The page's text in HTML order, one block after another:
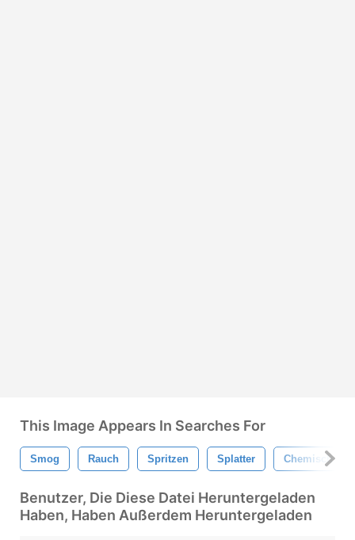
This Image Appears In Searches For
Smog Rauch Spritzen Splatter Chemisch
Benutzer, Die Diese Datei Heruntergeladen
Haben, Haben Außerdem Heruntergeladen